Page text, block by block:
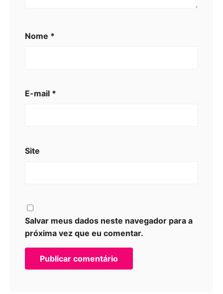
Nome *
E-mail *
Site
Salvar meus dados neste navegador para a
próxima vez que eu comentar.